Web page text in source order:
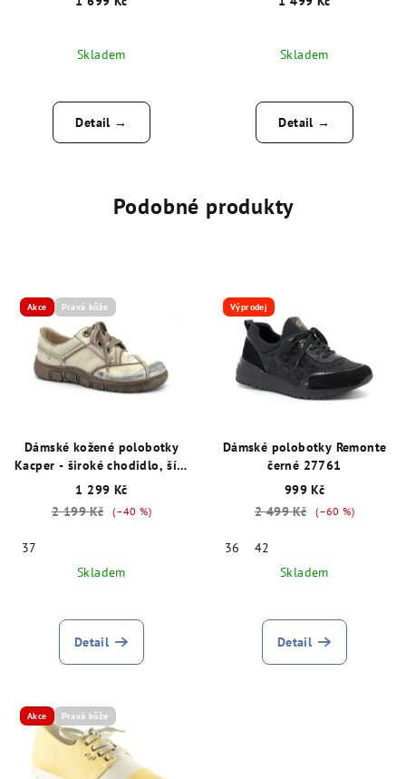
Skladem
Detail →
Skladem
Detail →
Podobné produkty
Akce Pravá kůže
Dámské kožené polobotky
Kacper - široké chodidlo, šíře
K, béžové 27593
1 299 Kč
2 199 Kč
(–40 %)
37
Skladem
Detail
Výprodej
Dámské polobotky Remonte
černé 27761
999 Kč
2 499 Kč
(–60 %)
36
42
Skladem
Detail
Akce Pravá kůže